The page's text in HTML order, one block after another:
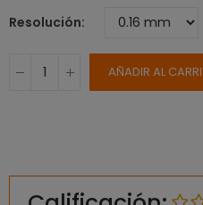
Resolución
AÑADIR AL